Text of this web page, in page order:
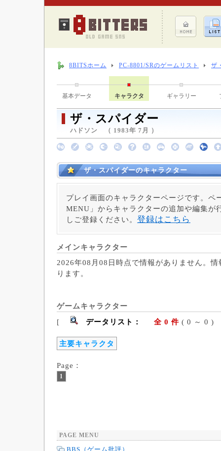
8BITSホーム PC-8801/SRのゲームリスト ザ
基本データ キャラクタ ギャラリー
ザ・スパイダー
ハドソン （ 1983年 7月 ）
ザ・スパイダーのキャラクター
プレイ画面のキャラクターページです。ペ
MENU」からキャラクターの追加や編集が
しご登録ください。 登録はこちら
メインキャラクター
2026年08月08日時点で情報がありません。
ります。
ゲームキャラクター
[
データリスト： 全 0 件 ( 0
主要キャラクタ
Page：
1
PAGE MENU
BBS（ゲーム批評）